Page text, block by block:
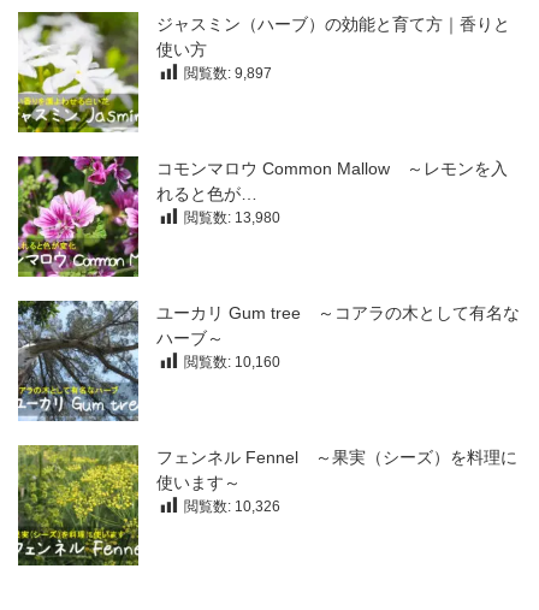
ジャスミン（ハーブ）の効能と育て方｜香りと
使い方
閲覧数: 9,897
コモンマロウ Common Mallow ～レモンを入
れると色が…
閲覧数: 13,980
ユーカリ Gum tree ～コアラの木として有名な
ハーブ～
閲覧数: 10,160
フェンネル Fennel ～果実（シーズ）を料理に
使います～
閲覧数: 10,326